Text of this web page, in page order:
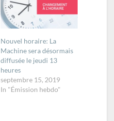
Nouvel horaire: La
Machine sera désormais
diffusée le jeudi 13
heures
septembre 15, 2019
In "Émission hebdo"